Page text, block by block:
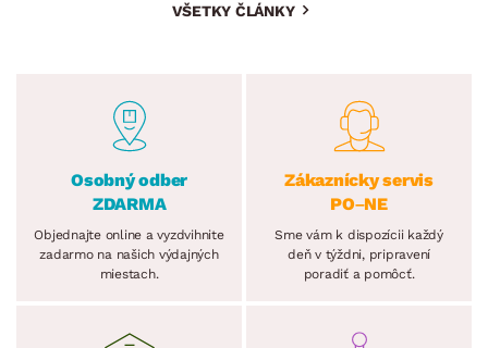
VŠETKY ČLÁNKY
Osobný odber
ZDARMA
Objednajte online a vyzdvihnite
zadarmo na našich výdajných
miestach.
Zákaznícky servis
PO–NE
Sme vám k dispozícii každý
deň v týždni, pripravení
poradiť a pomôcť.